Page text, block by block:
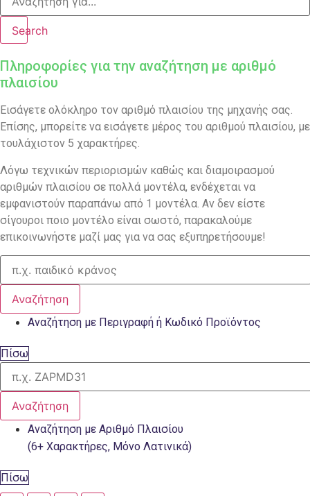
Search
Πληροφορίες για την αναζήτηση με αριθμό
πλαισίου
Εισάγετε ολόκληρο τον αριθμό πλαισίου της μηχανής σας.
Επίσης, μπορείτε να εισάγετε μέρος του αριθμού πλαισίου, με
τουλάχιστον 5 χαρακτήρες.
Λόγω τεχνικών περιορισμών καθώς και διαμοιρασμού
αριθμών πλαισίου σε πολλά μοντέλα, ενδέχεται να
εμφανιστούν παραπάνω από 1 μοντέλα. Αν δεν είστε
σίγουροι ποιο μοντέλο είναι σωστό, παρακαλούμε
επικοινωνήστε μαζί μας για να σας εξυπηρετήσουμε!
Αναζήτηση
Αναζήτηση με Περιγραφή ή Κωδικό Προϊόντος
Πίσω
Αναζήτηση
Αναζήτηση με Αριθμό Πλαισίου
(6+ Χαρακτήρες, Μόνο Λατινικά)
Πίσω